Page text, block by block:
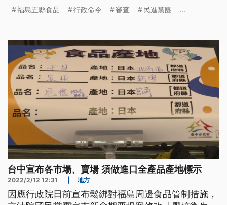
黨團表示尊重，但也強調對開放的政策方向不會有所
福島五縣食品 行政命令 審查 民進黨團 ...
台中宣布各市場、賣場 須做進口全產品產地標示
2022/2/12 12:31 地方
因應行政院日前宣布鬆綁對福島周邊食品管制措施，